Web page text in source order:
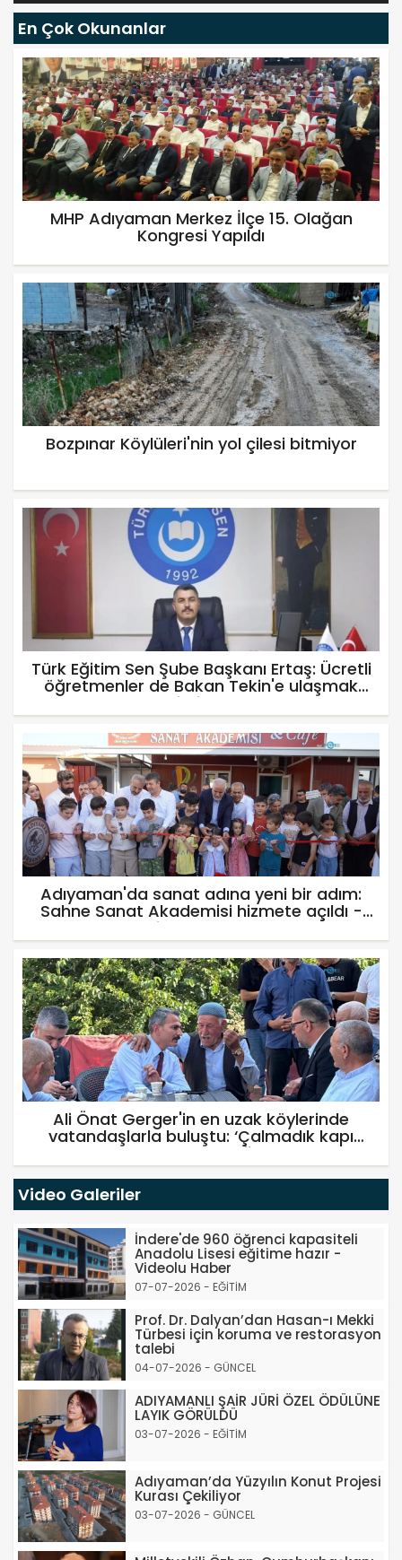
En Çok Okunanlar
MHP Adıyaman Merkez İlçe 15. Olağan
Kongresi Yapıldı
Bozpınar Köylüleri'nin yol çilesi bitmiyor
Türk Eğitim Sen Şube Başkanı Ertaş: Ücretli
öğretmenler de Bakan Tekin'e ulaşmak
istiyor
Adıyaman'da sanat adına yeni bir adım:
Sahne Sanat Akademisi hizmete açıldı -
Videolu Haber
Ali Önat Gerger'in en uzak köylerinde
vatandaşlarla buluştu: ‘Çalmadık kapı
bırakmayacağız’
Video Galeriler
İndere'de 960 öğrenci kapasiteli
Anadolu Lisesi eğitime hazır -
Videolu Haber
07-07-2026 - EĞİTİM
Prof. Dr. Dalyan’dan Hasan-ı Mekki
Türbesi için koruma ve restorasyon
talebi
04-07-2026 - GÜNCEL
ADIYAMANLI ŞAİR JÜRİ ÖZEL ÖDÜLÜNE
LAYIK GÖRÜLDÜ
03-07-2026 - EĞİTİM
Adıyaman’da Yüzyılın Konut Projesi
Kurası Çekiliyor
03-07-2026 - GÜNCEL